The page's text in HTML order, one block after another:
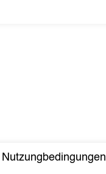
Nutzungbedingungen